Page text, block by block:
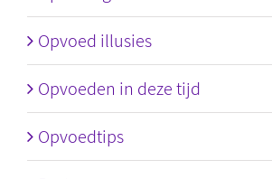
Opvoed illusies
Opvoeden in deze tijd
Opvoedtips